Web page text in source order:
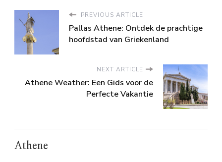
PREVIOUS ARTICLE
Pallas Athene: Ontdek de prachtige
hoofdstad van Griekenland
NEXT ARTICLE
Athene Weather: Een Gids voor de
Perfecte Vakantie
Athene